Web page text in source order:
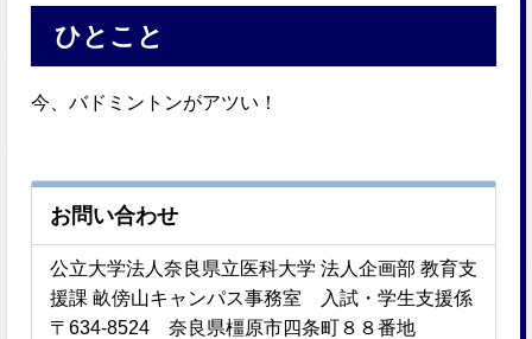
ひとこと
今、バドミントンがアツい！
お問い合わせ
公立大学法人奈良県立医科大学 法人企画部 教育支
援課 畝傍山キャンパス事務室 入試・学生支援係
〒634-8524 奈良県橿原市四条町８８番地